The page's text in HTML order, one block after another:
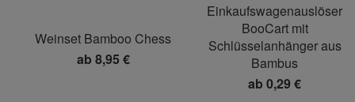
Weinset Bamboo Chess
ab 8,95 €
Einkaufswagenauslöser
BooCart mit
Schlüsselanhänger aus
Bambus
ab 0,29 €